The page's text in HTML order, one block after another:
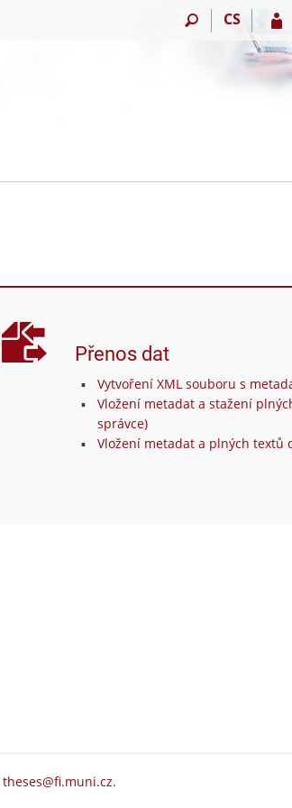
CS
Přenos dat
Vytvoření XML souboru s
Vložení metadat a stažení
správce)
Vložení metadat a plných textů
theses@fi.muni.cz.